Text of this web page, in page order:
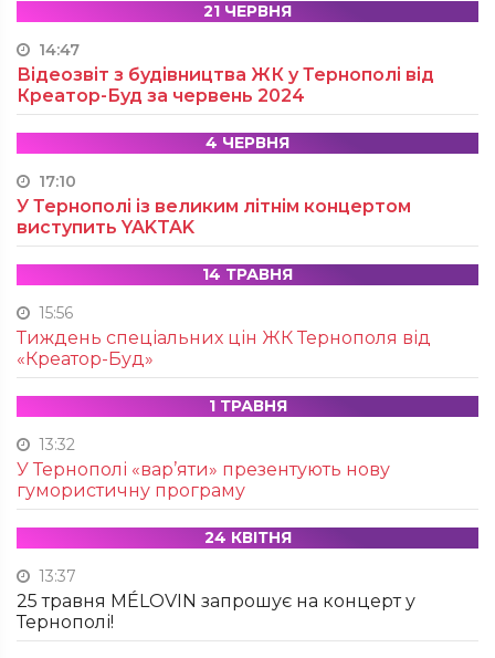
21 ЧЕРВНЯ
14:47
Відеозвіт з будівництва ЖК у Тернополі від
Креатор-Буд за червень 2024
4 ЧЕРВНЯ
17:10
У Тернополі із великим літнім концертом
виступить YAKTAK
14 ТРАВНЯ
15:56
Тиждень спеціальних цін ЖК Тернополя від
«Креатор-Буд»
1 ТРАВНЯ
13:32
У Тернополі «вар’яти» презентують нову
гумористичну програму
24 КВІТНЯ
13:37
25 травня MÉLOVIN запрошує на концерт у
Тернополі!